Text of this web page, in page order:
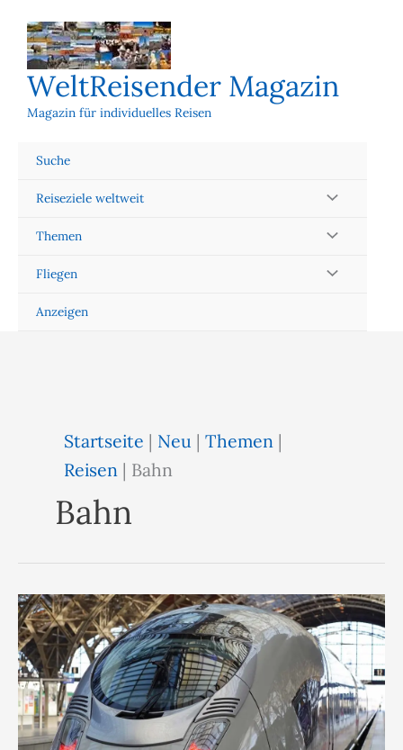
Inhalt
springen
WeltReisender Magazin
Magazin für individuelles Reisen
Suche
Reiseziele weltweit
Themen
Fliegen
Anzeigen
Startseite | Neu |Themen |
Reisen | Bahn
Bahn